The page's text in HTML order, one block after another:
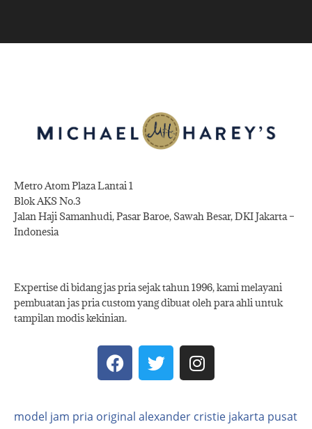
Metro Atom Plaza Lantai 1
Blok AKS No.3
Jalan Haji Samanhudi, Pasar Baroe, Sawah Besar, DKI Jakarta –
Indonesia
Expertise di bidang jas pria sejak tahun 1996, kami melayani
pembuatan jas pria custom yang dibuat oleh para ahli untuk
tampilan modis kekinian.
model jam pria original alexander cristie jakarta pusat